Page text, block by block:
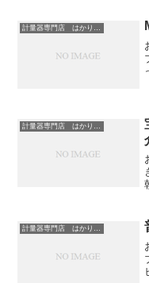
計量器専門店 はかりの三和屋
計量器専門店 はかりの三和屋
計量器専門店 はかりの三和屋